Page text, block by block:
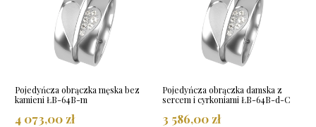
Pojedyńcza obrączka męska bez
kamieni ŁB-64B-m
4 073,00 zł
Pojedyńcza obrączka damska z
sercem i cyrkoniami ŁB-64B-d-C
3 586,00 zł